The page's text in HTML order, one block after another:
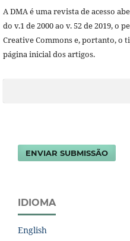
A DMA é uma revista de acesso
do v.1 de 2000 ao v. 52 de 2019, o
Creative Commons e, portanto, o
página inicial dos artigos.
ENVIAR SUBMISSÃO
IDIOMA
English